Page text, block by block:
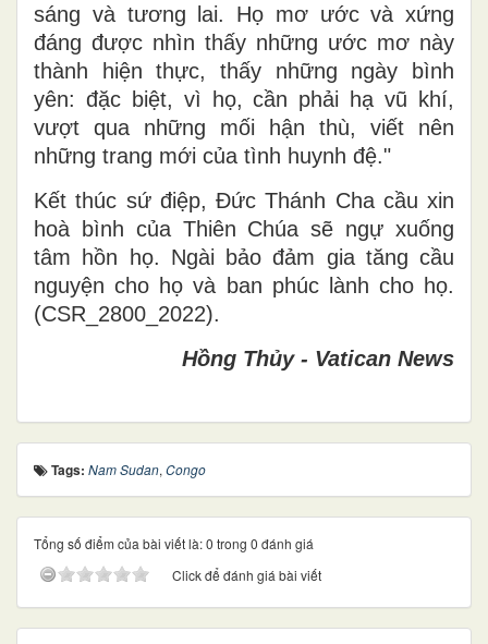
sáng và tương lai. Họ mơ ước và xứng
đáng được nhìn thấy những ước mơ này
thành hiện thực, thấy những ngày bình
yên: đặc biệt, vì họ, cần phải hạ vũ khí,
vượt qua những mối hận thù, viết nên
những trang mới của tình huynh đệ."
Kết thúc sứ điệp, Đức Thánh Cha cầu xin
hoà bình của Thiên Chúa sẽ ngự xuống
tâm hồn họ. Ngài bảo đảm gia tăng cầu
nguyện cho họ và ban phúc lành cho họ.
(CSR_2800_2022).
Hồng Thủy - Vatican News
Tags: Nam Sudan, Congo
Tổng số điểm của bài viết là: 0 trong 0 đánh giá
Click để đánh giá bài viết